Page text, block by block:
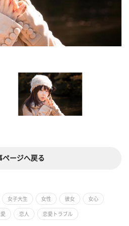
ページへ戻る
女子大生 女性 彼女 女心
恋人 恋愛トラブル